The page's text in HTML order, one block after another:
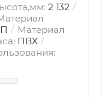
2 132
Материал
ПВХ